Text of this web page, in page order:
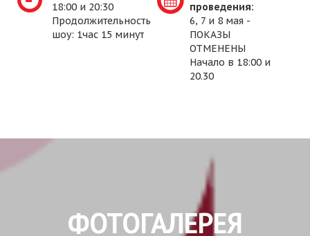
18:00 и 20:30
Продолжительность
шоу: 1час 15 минут
проведения:
6, 7 и 8 мая -
ПОКАЗЫ
ОТМЕНЕНЫ
Начало в 18:00 и
20.30
ФОТОГАЛЕРЕЯ